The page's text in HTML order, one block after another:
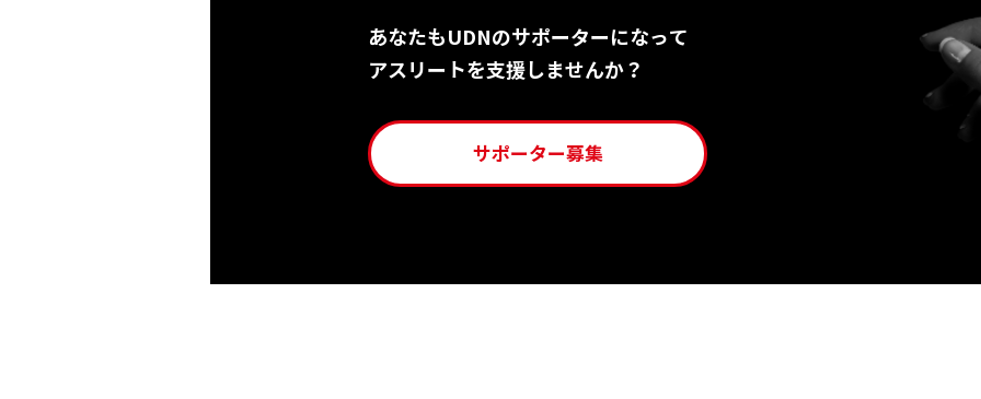
あなたもUDNのサポーターになって
アスリートを支援しませんか？
サポーター募集